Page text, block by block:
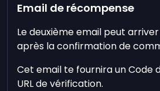
Email de récompense
Le deuxième email peut arriver
après la confirmation de
Cet email te fournira un Code
URL de vérification.